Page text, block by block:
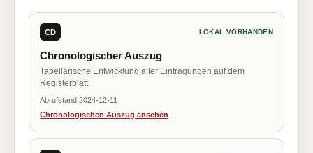
CD LOKAL VORHANDEN
Chronologischer Auszug
Tabellarische Entwicklung aller Eintragungen auf dem
Registerblatt.
Abrufstand 2024-12-11
Chronologischen Auszug ansehen